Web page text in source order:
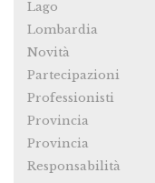
Lago
Lombardia
Novità
Partecipazioni
Professionisti
Provincia
Provincia
Responsabilità